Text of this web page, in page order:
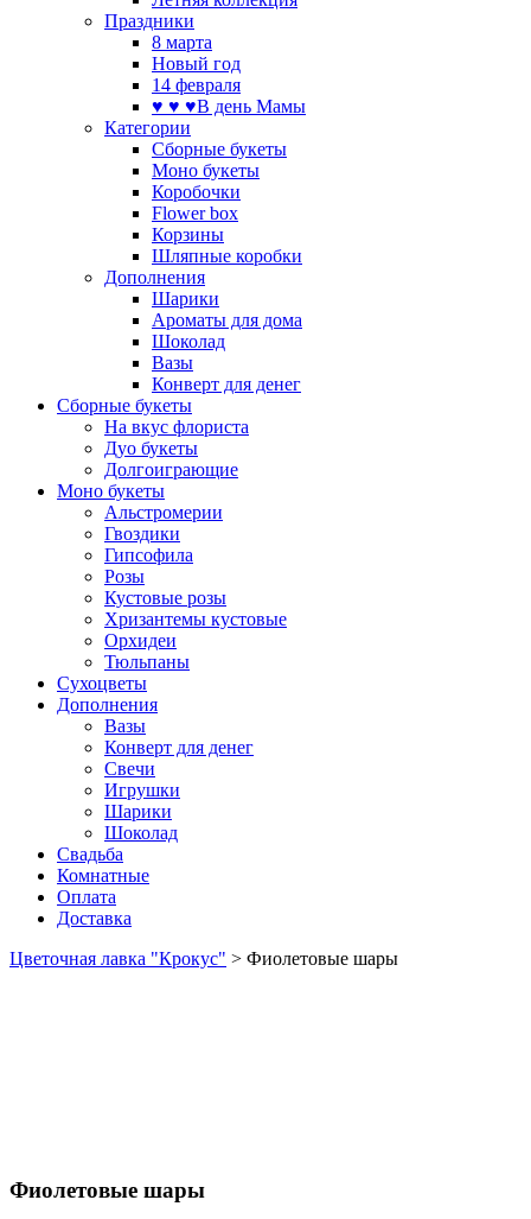
Праздники
8 марта
Новый год
14 февраля
♥ ♥ ♥В день Мамы
Категории
Сборные букеты
Моно букеты
Коробочки
Flower box
Корзины
Шляпные коробки
Дополнения
Шарики
Ароматы для дома
Шоколад
Вазы
Конверт для денег
Сборные букеты
На вкус флориста
Дуо букеты
Долгоиграющие
Моно букеты
Альстромерии
Гвоздики
Гипсофила
Розы
Кустовые розы
Хризантемы кустовые
Орхидеи
Тюльпаны
Сухоцветы
Дополнения
Вазы
Конверт для денег
Свечи
Игрушки
Шарики
Шоколад
Свадьба
Комнатные
Оплата
Доставка
Цветочная лавка "Крокус" > Фиолетовые шары
Фиолетовые шары